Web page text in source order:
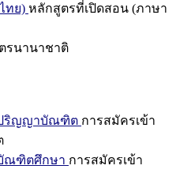
ทย) หลักสูตรที่เปิดสอน (ภาษา
รนานาชาติ
ปริญญาบัณฑิต การสมัครเข้า
ณฑิตศึกษา การสมัครเข้า